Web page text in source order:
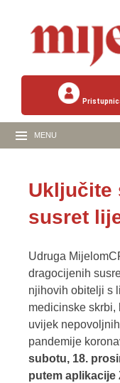
MENU
Uključite
susret
Udruga
dragocijenih
njihovih obitelji s
medicinske skrbi,
uvijek
pandemije
subotu, 18.
putem aplikacije